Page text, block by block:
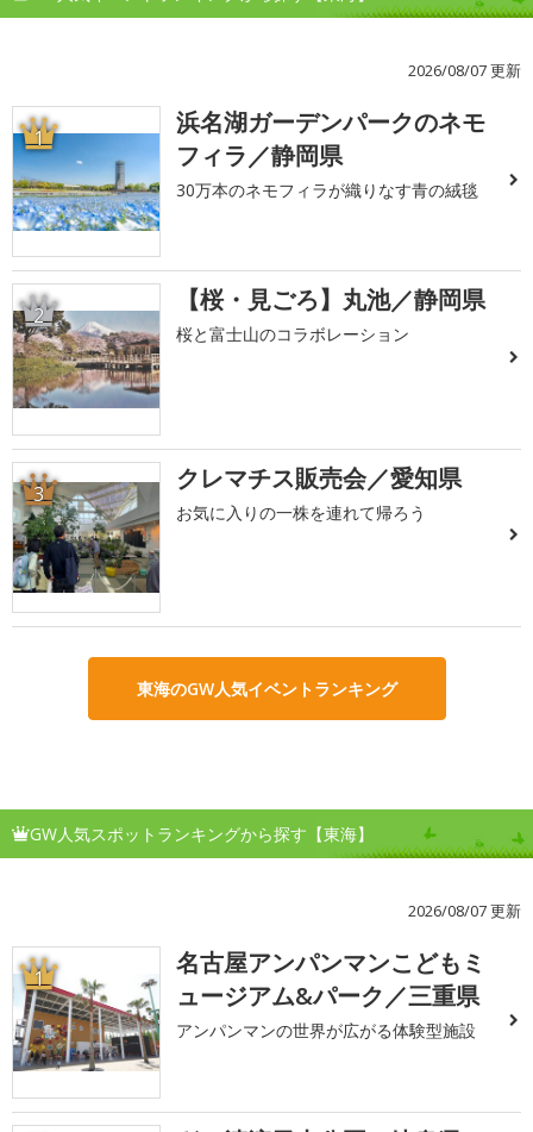
2026/08/07 更新
1
浜名湖ガーデンパークのネモ
フィラ／静岡県
30万本のネモフィラが織りなす青の絨毯
2 【桜・見ごろ】丸池／静岡県
桜と富士山のコラボレーション
3 クレマチス販売会／愛知県
お気に入りの一株を連れて帰ろう
東海のGW人気イベントランキング
GW人気スポットランキングから探す【東海】
2026/08/07 更新
1
名古屋アンパンマンこどもミ
ュージアム&パーク／三重県
アンパンマンの世界が広がる体験型施設